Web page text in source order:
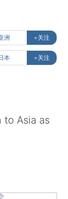
洲 +关注
本 +关注
to Asia as